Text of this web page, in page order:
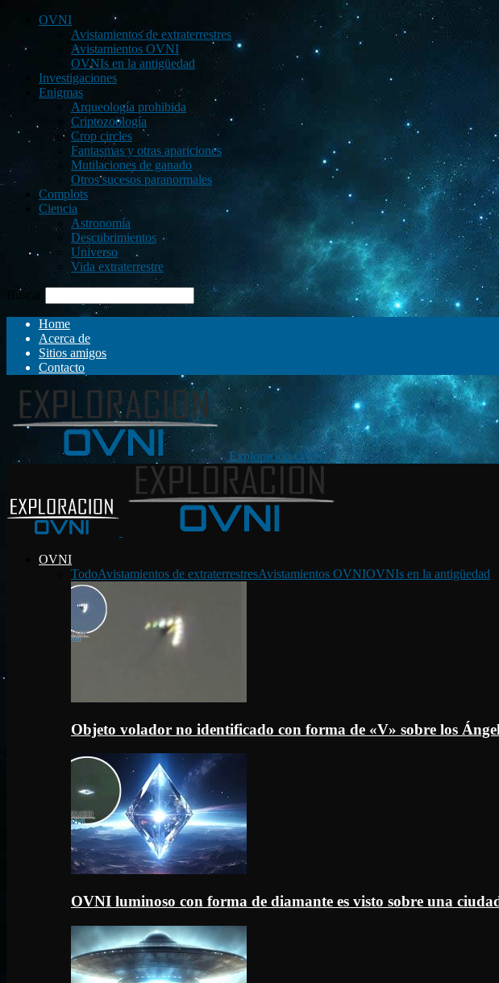
OVNI
Avistamientos de extraterrestres
Avistamientos OVNI
OVNIs en la antigüedad
Investigaciones
Enigmas
Arqueología prohibida
Criptozoología
Crop circles
Fantasmas y otras apariciones
Mutilaciones de ganado
Otros sucesos paranormales
Complots
Ciencia
Astronomía
Descubrimientos
Universo
Vida extraterrestre
Buscar
Home
Acerca de
Sitios amigos
Contacto
Exploración OVNI
OVNI
TodoAvistamientos de extraterrestresAvistamientos OVNIOVNIs en la antigüedad
Objeto volador no identificado con forma de «V» sobre los
OVNI luminoso con forma de diamante es visto sobre una